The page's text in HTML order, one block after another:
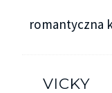
romantyczna
VICKY